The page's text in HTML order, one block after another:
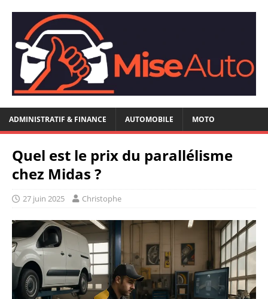
ADMINISTRATIF & FINANCE AUTOMOBILE MOTO
Quel est le prix du parallélisme
chez Midas ?
27 juin 2025 Christophe